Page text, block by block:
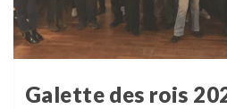
Galette des rois